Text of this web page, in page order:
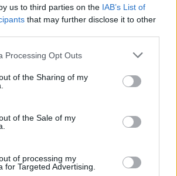
us to third parties on the IAB’s List of
that may further disclose it to other
Processing Opt Outs
of the Sharing of my
of the Sale of my
of processing my
for Targeted Advertising.
bulizhattok.
szuper a következő évetek.
minket a Facebookon is, és nem fogsz